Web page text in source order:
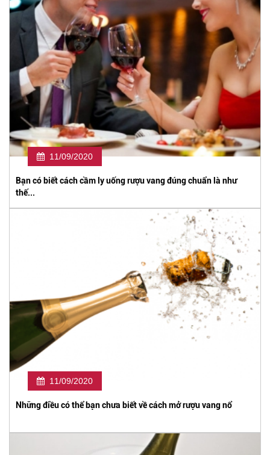
11/09/2020
Bạn có biết cách cầm ly uống rượu vang đúng chuẩn là như
thế...
11/09/2020
Những điều có thể bạn chưa biết về cách mở rượu vang nổ